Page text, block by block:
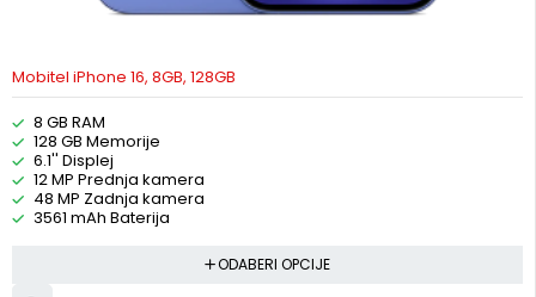
Mobitel iPhone 16, 8GB, 128GB
8 GB RAM
128 GB Memorije
6.1'' Displej
12 MP Prednja kamera
48 MP Zadnja kamera
3561 mAh Baterija
ODABERI OPCIJE